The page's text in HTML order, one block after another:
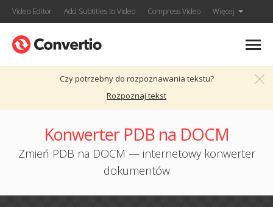
Video Editor Add Subtitles to Video Compress Video Więcej
Czy potrzebny do rozpoznawania tekstu?
Rozpoznaj tekst
Konwerter PDB na DOCM
Zmień PDB na DOCM — internetowy konwerter
dokumentów